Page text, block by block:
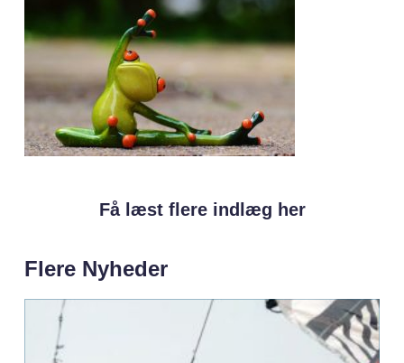
Få læst flere indlæg her
Flere Nyheder